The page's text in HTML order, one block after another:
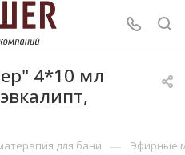
4*10 мл
для бани — Эфирные